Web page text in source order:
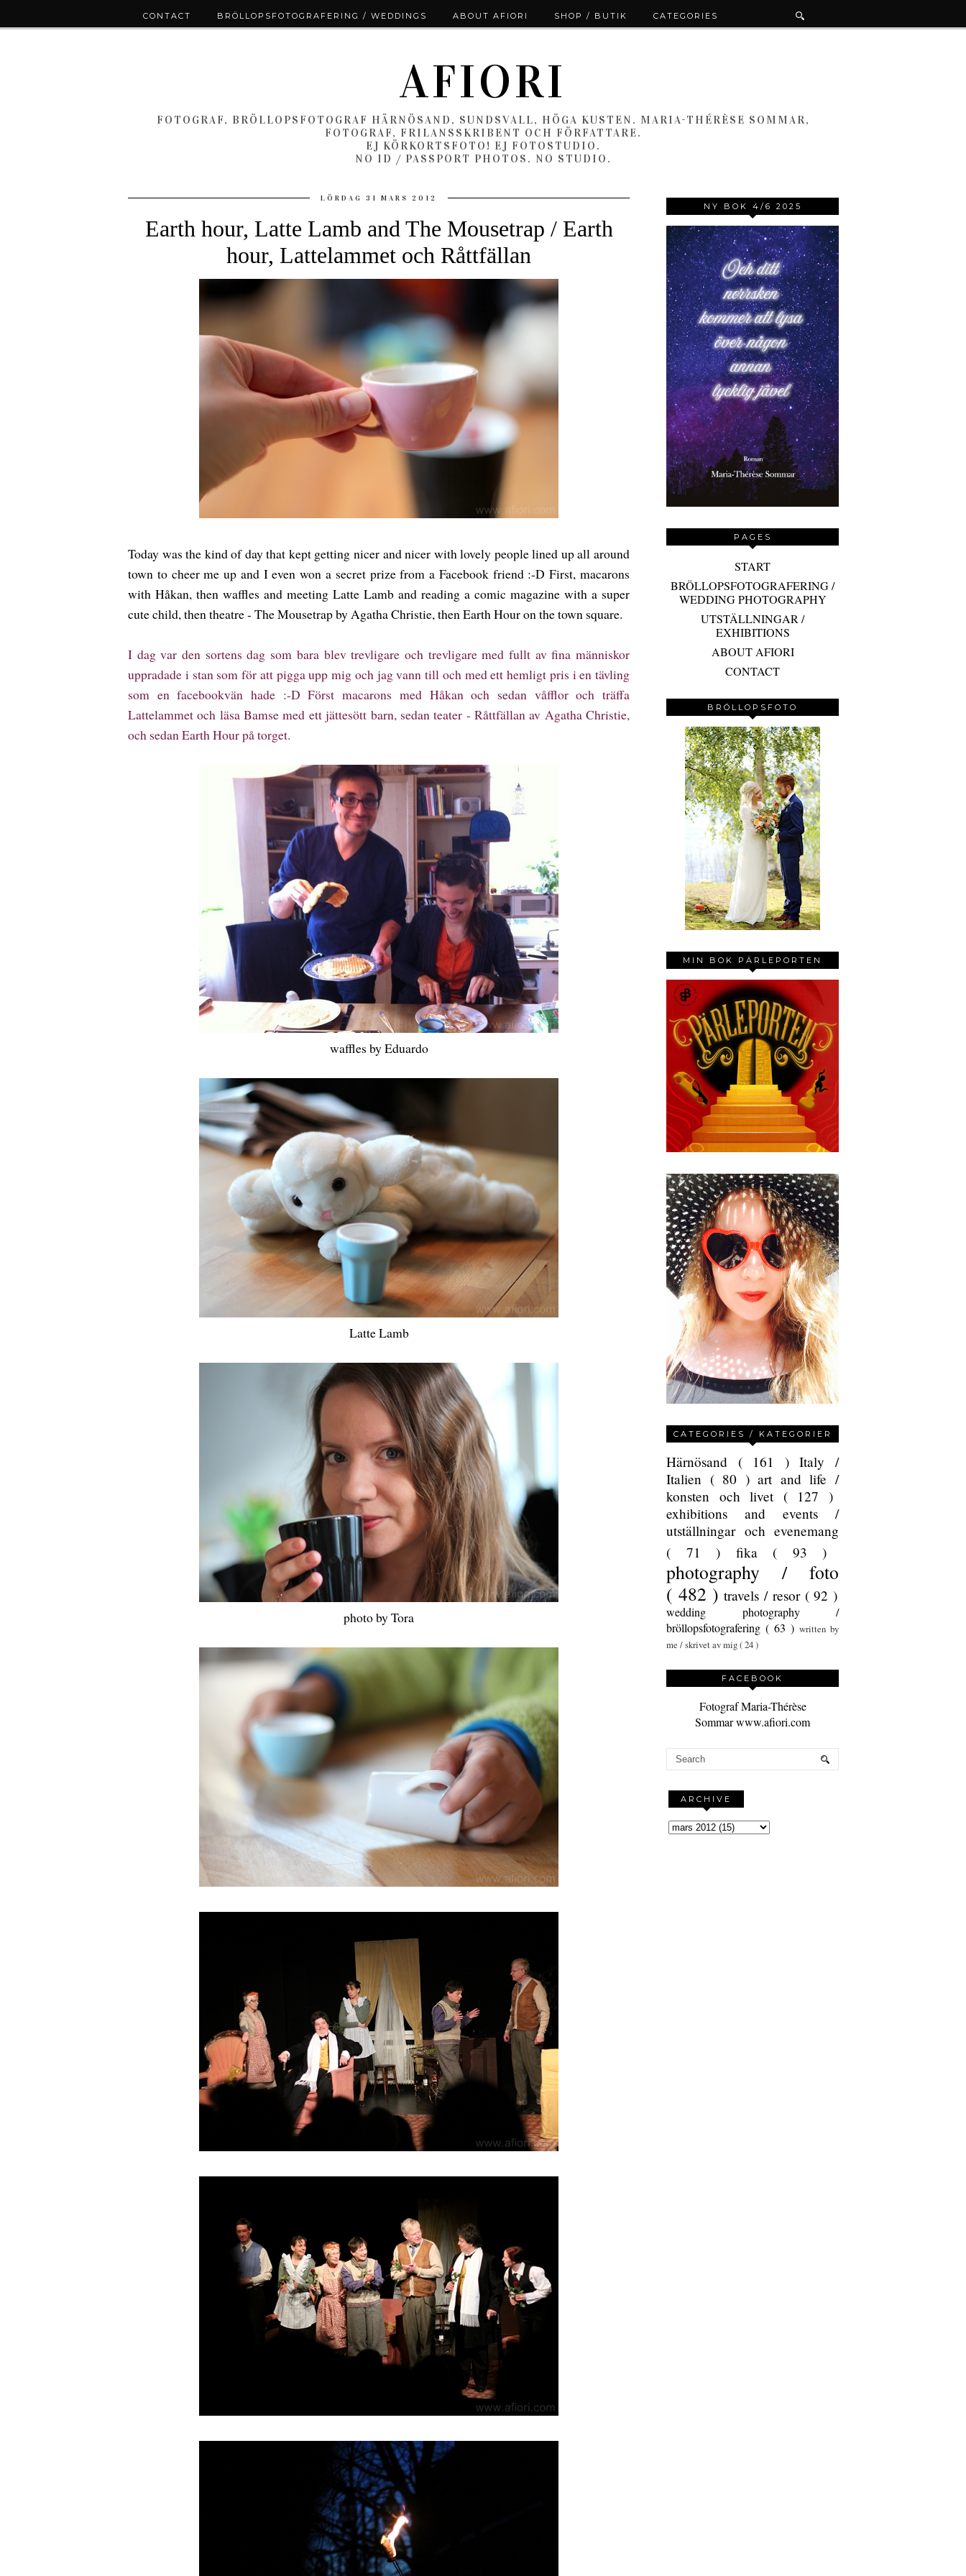
AFIORI
FOTOGRAF, BRÖLLOPSFOTOGRAF HÄRNÖSAND, SUNDSVALL, HÖGA KUSTEN. MARIA-THÉRÈSE SOMMAR,
FOTOGRAF, FRILANSSKRIBENT OCH FÖRFATTARE.
EJ KÖRKORTSFOTO! EJ FOTOSTUDIO.
NO ID / PASSPORT PHOTOS. NO STUDIO.
LÖRDAG 31 MARS 2012
Earth hour, Latte Lamb and The Mousetrap / Earth
hour, Lattelammet och Råttfällan
Today was the kind of day that kept getting nicer and nicer with lovely people lined up all around
town to cheer me up and I even won a secret prize from a Facebook friend :-D First, macarons
with Håkan, then waffles and meeting Latte Lamb and reading a comic magazine with a super
cute child, then theatre - The Mousetrap by Agatha Christie, then Earth Hour on the town square.
I dag var den sortens dag som bara blev trevligare och trevligare med fullt av fina människor
uppradade i stan som för att pigga upp mig och jag vann till och med ett hemligt pris i en tävling
som en facebookvän hade :-D Först macarons med Håkan och sedan våfflor och träffa
Lattelammet och läsa Bamse med ett jättesött barn, sedan teater - Råttfällan av Agatha Christie,
och sedan Earth Hour på torget.
waffles by Eduardo
Latte Lamb
photo by Tora
NY BOK 4/6 2025
PAGES
START
BRÖLLOPSFOTOGRAFERING /
WEDDING PHOTOGRAPHY
UTSTÄLLNINGAR /
EXHIBITIONS
ABOUT AFIORI
CONTACT
BRÖLLOPSFOTO
CONTACT BRÖLLOPSFOTOGRAFERING / WEDDINGS ABOUT AFIORI SHOP / BUTIK CATEGORIES
MIN BOK PÄRLEPORTEN
CATEGORIES / KATEGORIER
Härnösand ( 161 )Italy /
Italien ( 80 )art and life /
konsten och livet ( 127 )
exhibitions and events /
utställningar och evenemang
( 71 ) fika ( 93 )
photography / foto
( 482 )travels / resor ( 92 )
wedding photography /
bröllopsfotografering ( 63 ) written by
me / skrivet av mig( 24 )
FACEBOOK
Fotograf Maria-Thérèse
Sommar www.afiori.com
ARCHIVE